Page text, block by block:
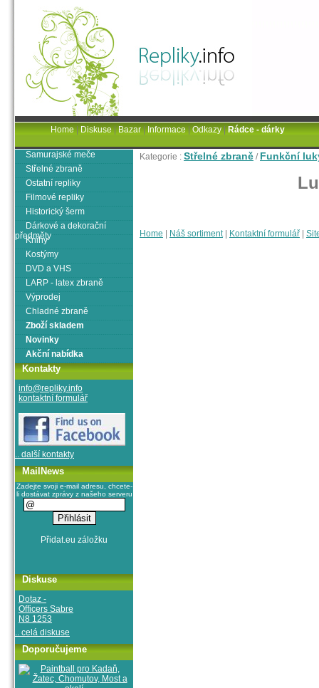
Kategorie : Střelné zbraně / Funkční
Home Náš sortiment| Kontaktní formulář
Samurajské meče
Střelné zbraně
Ostatní repliky
Filmové repliky
Historický šerm
Dárkové a dekorační
předměty
Knihy
Kostýmy
DVD a VHS
LARP - latex zbraně
Výprodej
Chladné zbraně
Zboží skladem
Novinky
Akční nabídka
Kontakty
info@repliky.info
kontaktní formulář
.. další kontakty
MailNews
Zadejte svoji e-mail adresu, chcete-
li dostávat zprávy z našeho serveru
Diskuse
Dotaz -
Officers Sabre
N8 1253
.. celá diskuse
Doporučujeme
Home|Diskuse|Bazar|Informace|Odkazy|Rádce - dárky